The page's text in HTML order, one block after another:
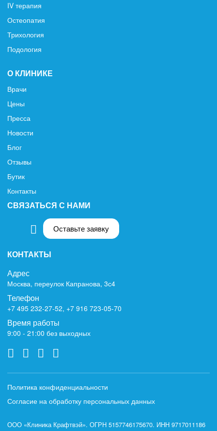
IV терапия
Остеопатия
Трихология
Подология
О КЛИНИКЕ
Врачи
Цены
Пресса
Новости
Блог
Отзывы
Бутик
Контакты
СВЯЗАТЬСЯ С НАМИ
Оставьте заявку
КОНТАКТЫ
Адрес
Москва, переулок Капранова, 3с4
Телефон
+7 495 232-27-52, +7 916 723-05-70
Время работы
9:00 - 21:00 без выходных
Политика конфиденциальности
Согласие на обработку персональных данных
ООО «Клиника Крафтвэй». ОГРН 5157746175670. ИНН 9717011186